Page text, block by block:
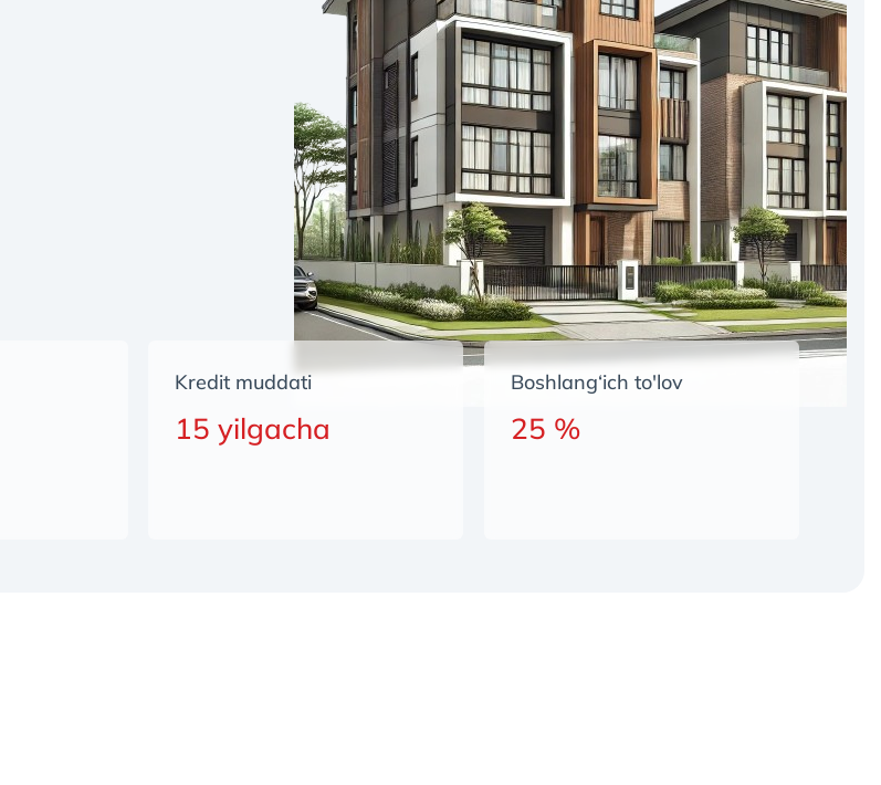
Kredit muddati
15 yilgacha
Boshlang‘ich to'lov
25 %